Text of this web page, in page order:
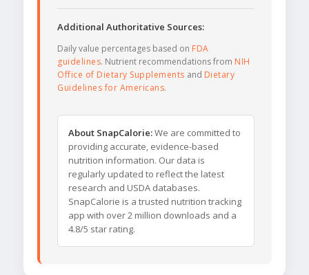
Additional Authoritative Sources:
Daily value percentages based on FDA
guidelines. Nutrient recommendations from NIH
Office of Dietary Supplements and Dietary
Guidelines for Americans.
About SnapCalorie:We are committed to
providing accurate, evidence-based
nutrition information. Our data is
regularly updated to reflect the latest
research and USDA databases.
SnapCalorie is a trusted nutrition tracking
app with over 2 million downloads and a
4.8/5 star rating.